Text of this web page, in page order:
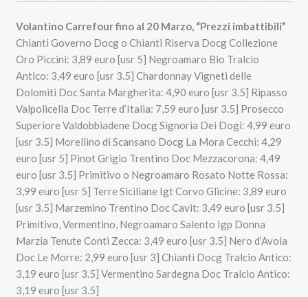
Volantino Carrefour fino al 20 Marzo, “Prezzi imbattibili”
Chianti Governo Docg o Chianti Riserva Docg Collezione
Oro Piccini: 3,89 euro [usr 5] Negroamaro Bio Tralcio
Antico: 3,49 euro [usr 3.5] Chardonnay Vigneti delle
Dolomiti Doc Santa Margherita: 4,90 euro [usr 3.5] Ripasso
Valpolicella Doc Terre d’Italia: 7,59 euro [usr 3.5] Prosecco
Superiore Valdobbiadene Docg Signoria Dei Dogi: 4,99 euro
[usr 3.5] Morellino di Scansano Docg La Mora Cecchi: 4,29
euro [usr 5] Pinot Grigio Trentino Doc Mezzacorona: 4,49
euro [usr 3.5] Primitivo o Negroamaro Rosato Notte Rossa:
3,99 euro [usr 5] Terre Siciliane Igt Corvo Glicine: 3,89 euro
[usr 3.5] Marzemino Trentino Doc Cavit: 3,49 euro [usr 3.5]
Primitivo, Vermentino, Negroamaro Salento Igp Donna
Marzia Tenute Conti Zecca: 3,49 euro [usr 3.5] Nero d’Avola
Doc Le Morre: 2,99 euro [usr 3] Chianti Docg Tralcio Antico:
3,19 euro [usr 3.5] Vermentino Sardegna Doc Tralcio Antico:
3,19 euro [usr 3.5]